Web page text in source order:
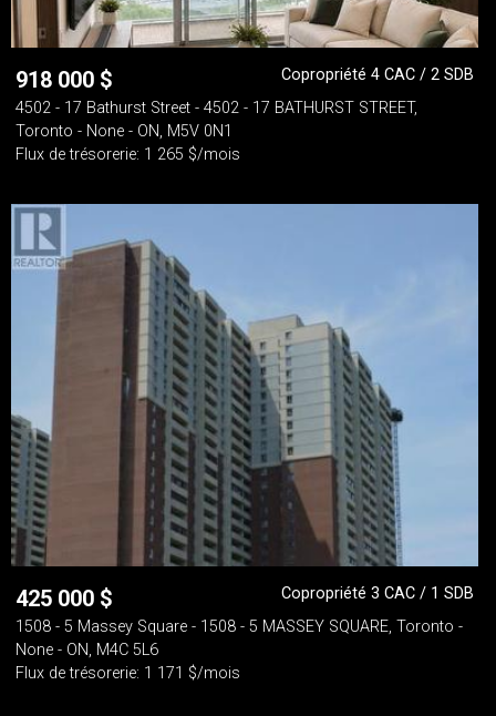
918 000 $
Copropriété 4 CAC / 2 SDB
4502 - 17 Bathurst Street - 4502 - 17 BATHURST STREET,
Toronto - None - ON, M5V 0N1
Flux de trésorerie: 1 265 $/mois
425 000 $
Copropriété 3 CAC / 1 SDB
1508 - 5 Massey Square - 1508 - 5 MASSEY SQUARE, Toronto -
None - ON, M4C 5L6
Flux de trésorerie: 1 171 $/mois